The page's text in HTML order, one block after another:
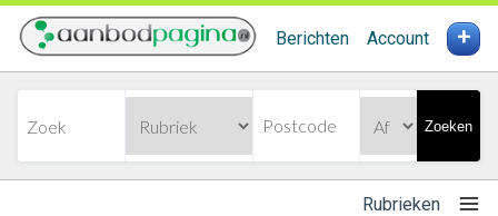
Berichten Account +
Zoeken
Rubrieken